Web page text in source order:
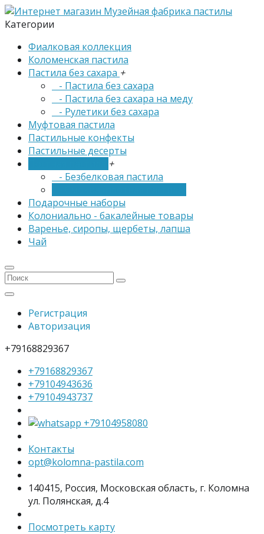
Категории
Фиалковая коллекция
Коломенская пастила
Пастила без сахара +
- Пастила без сахара
- Пастила без сахара на меду
- Рулетики без сахара
Муфтовая пастила
Пастильные конфекты
Пастильные десерты
+
- Безбелковая пастила
Подарочные наборы
Колониально - бакалейные товары
Варенье, сиропы, щербеты, лапша
Чай
Регистрация
Авторизация
+79168829367
+79168829367
+79104943636
+79104943737
+79104958080
Контакты
opt@kolomna-pastila.com
140415, Россия, Московская область, г. Коломна
ул. Полянская, д.4
Посмотреть карту